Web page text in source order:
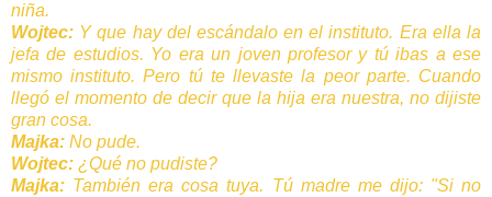
niña.
Wojtec: Y que hay del escándalo en el instituto. Era ella la
jefa de estudios. Yo era un joven profesor y tú ibas a ese
mismo instituto. Pero tú te llevaste la peor parte. Cuando
llegó el momento de decir que la hija era nuestra, no dijiste
gran cosa.
Majka: No pude.
Wojtec: ¿Qué no pudiste?
Majka: También era cosa tuya. Tú madre me dijo: "Si no